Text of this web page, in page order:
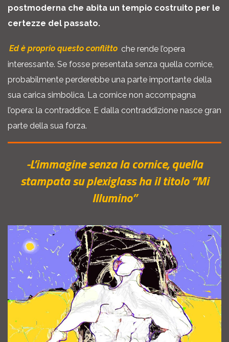
postmoderna che abita un tempio costruito per le
certezze del passato.
Ed è proprio questo conflitto che rende l’opera
interessante. Se fosse presentata senza quella cornice,
probabilmente perderebbe una parte importante della
sua carica simbolica. La cornice non accompagna
l’opera: la contraddice. E dalla contraddizione nasce gran
parte della sua forza.
-L’immagine senza la cornice, quella
stampata su plexiglass ha il titolo “Mi
Illumino”